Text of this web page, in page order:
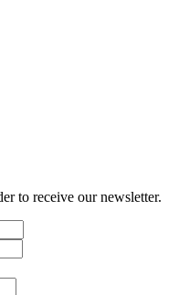
to receive our newsletter.